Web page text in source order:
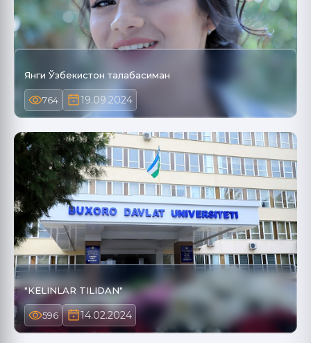
Янги Ўзбекистон талабасиман
764 19.09.2024
"KELINLAR TILIDAN"
596 14.02.2024